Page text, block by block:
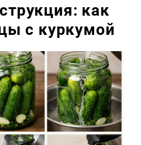
как
с куркумой